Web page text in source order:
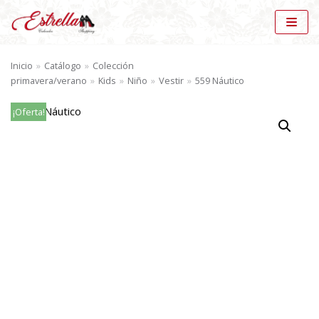
contenido
BÚSQUEDA DE PRODUCTOS
Inicio » Catálogo » Colección
primavera/verano » Kids » Niño » Vestir » 559 Náutico
¡Oferta!